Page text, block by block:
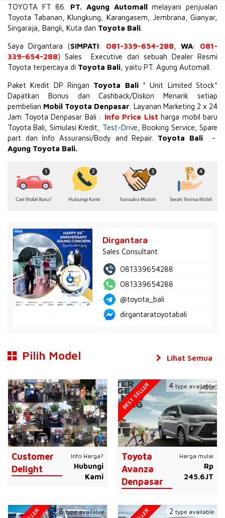
TOYOTA FT 86 PT. Agung Automallmelayani penjualan
Toyota Tabanan, Klungkung, Karangasem, Jembrana, Gianyar,
Singaraja, Bangli, Kuta dan Toyota Bali
Saya Dirgantara (SIMPATI: 081-339-654-288 WA: 081-
339-654-288) Sales Executive dari sebuah Dealer Resmi
Toyota terpercaya di Toyota Bali , yaitu PT. Agung Automall.
Paket Kredit DP Ringan Toyota Bali * Unit Limited Stock*
Dapatkan Bonus dan Cashback/Diskon Menarik setiap
pembelian Mobil Toyota Denpasar . Layanan Marketing 2 x 24
Jam Toyota Denpasar Bali : Info Price List harga mobil baru
Toyota Bali, Simulasi Kredit, Test-Drive , Booking Service, Spare
part dan Info Assuransi/Body and Repair. Toyota Bali -
Agung Toyota Bali.
Dirgantara
Sales Consultant
081339654288
081339654288
@toyota_bali
dirgantaratoyotabali
Pilih Model
Customer
Delight
Info Harga?
Hubungi
Kami
Toyota
Avanza
Denpasar
Harga mulai
Rp
245.6JT
BEST SELLER 4 type available
8type available 2 type available
Lihat Semua